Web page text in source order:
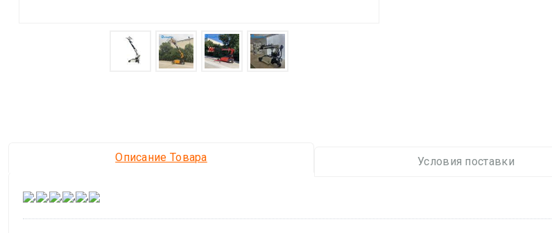
Описание Товара Условия поставки
, , , , ,